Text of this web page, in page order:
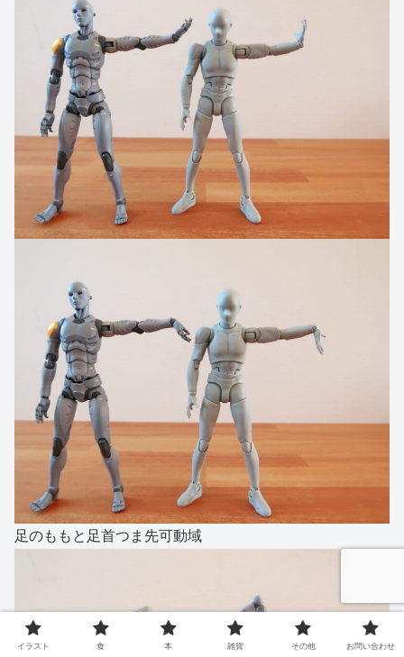
足のももと足首つま先可動域
イラスト 食 本 雑貨 その他 お問い合わせ